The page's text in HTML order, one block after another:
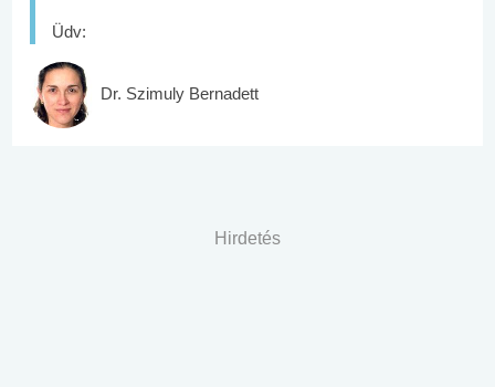
Üdv:
Dr. Szimuly Bernadett
Hirdetés